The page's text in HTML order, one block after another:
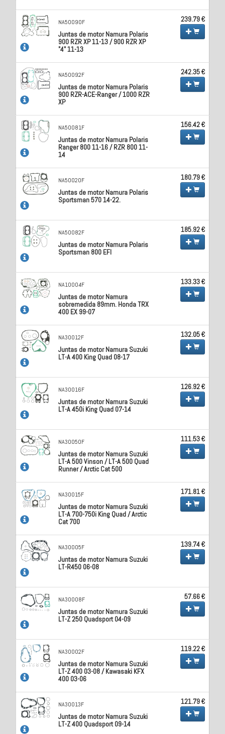
NA50090F
Juntas de motor Namura Polaris
900 RZR XP 11-13 / 900 RZR XP
"4" 11-13
239.79 €
NA50092F
Juntas de motor Namura Polaris
900 RZR-ACE-Ranger / 1000 RZR
XP
242.35 €
NA50081F
Juntas de motor Namura Polaris
Ranger 800 11-16 / RZR 800 11-
14
156.42 €
NA50020F
Juntas de motor Namura Polaris
Sportsman 570 14-22.
180.79 €
NA50082F
Juntas de motor Namura Polaris
Sportsman 800 EFI
185.92 €
NA10004F
Juntas de motor Namura
sobremedida 89mm. Honda TRX
400 EX 99-07
133.33 €
NA30012F
Juntas de motor Namura Suzuki
LT-A 400 King Quad 08-17
132.05 €
NA30016F
Juntas de motor Namura Suzuki
LT-A 450i King Quad 07-14
126.92 €
NA30050F
Juntas de motor Namura Suzuki
LT-A 500 Vinson / LT-A 500 Quad
Runner / Arctic Cat 500
111.53 €
NA30015F
Juntas de motor Namura Suzuki
LT-A 700-750i King Quad / Arctic
Cat 700
171.81 €
NA30005F
Juntas de motor Namura Suzuki
LT-R450 06-08
139.74 €
NA30008F
Juntas de motor Namura Suzuki
LT-Z 250 Quadsport 04-09
57.66 €
NA30002F
Juntas de motor Namura Suzuki
LT-Z 400 03-08 / Kawasaki KFX
400 03-06
119.22 €
NA30013F
Juntas de motor Namura Suzuki
LT-Z 400 Quadsport 09-14
121.79 €